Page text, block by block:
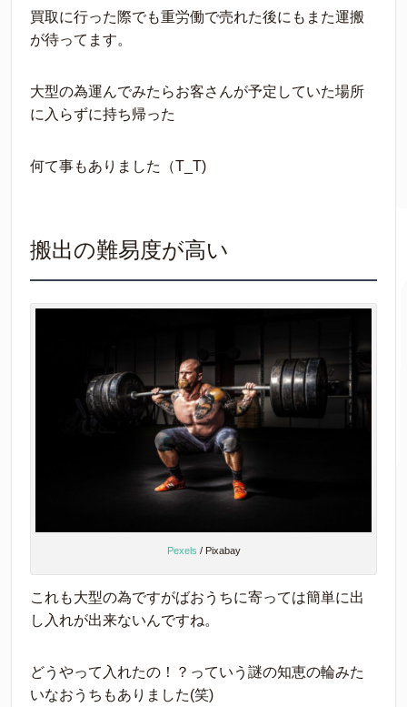
買取に行った際でも重労働で売れた後にもまた運搬
が待ってます。
大型の為運んでみたらお客さんが予定していた場所
に入らずに持ち帰った
何て事もありました（T_T)
搬出の難易度が高い
Pexels / Pixabay
これも大型の為ですがばおうちに寄っては簡単に出
し入れが出来ないんですね。
どうやって入れたの！？っていう謎の知恵の輪みた
いなおうちもありました(笑)